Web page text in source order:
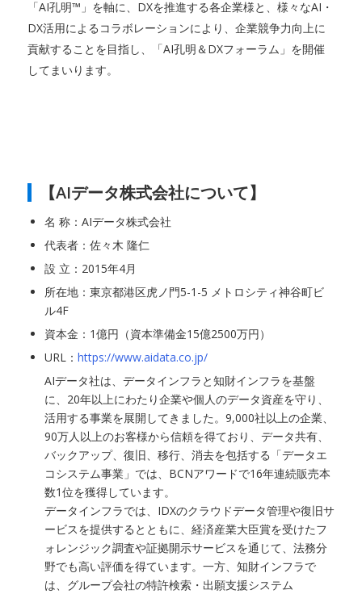
「AI孔明™」を軸に、DXを推進する各企業様と、様々なAI・
DX活用によるコラボレーションにより、企業競争力向上に
貢献することを目指し、「AI孔明＆DXフォーラム」を開催
してまいります。
【AIデータ株式会社について】
名 称：AIデータ株式会社
代表者：佐々木 隆仁
設 立：2015年4月
所在地：東京都港区虎ノ門5-1-5 メトロシティ神谷町ビ
ル4F
資本金：1億円（資本準備金15億2500万円）
URL： https://www.aidata.co.jp/
AIデータ社は、データインフラと知財インフラを基盤
に、20年以上にわたり企業や個人のデータ資産を守り、
活用する事業を展開してきました。9,000社以上の企業、
90万人以上のお客様から信頼を得ており、データ共有、
バックアップ、復旧、移行、消去を包括する「データエ
コシステム事業」では、BCNアワードで16年連続販売本
数1位を獲得しています。
データインフラでは、IDXのクラウドデータ管理や復旧サ
ービスを提供するとともに、経済産業大臣賞を受けたフ
ォレンジック調査や証拠開示サービスを通じて、法務分
野でも高い評価を得ています。一方、知財インフラで
は、グループ会社の特許検索・出願支援システム